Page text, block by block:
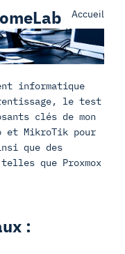
Accueil
informatique
le test
clés de mon
et MikroTik pour
que des
que Proxmox
: